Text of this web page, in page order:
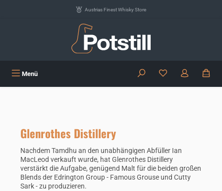
Austrias Finest Whisky Store
Menü Du hast 0
Glenrothes Distillery
Nachdem Tamdhu an den unabhängigen Abfüller Ian
MacLeod verkauft wurde, hat Glenrothes Distillery
verstärkt die Aufgabe, genügend Malt für die beiden großen
Blends der Edrington Group - Famous Grouse und Cutty
Sark - zu produzieren.